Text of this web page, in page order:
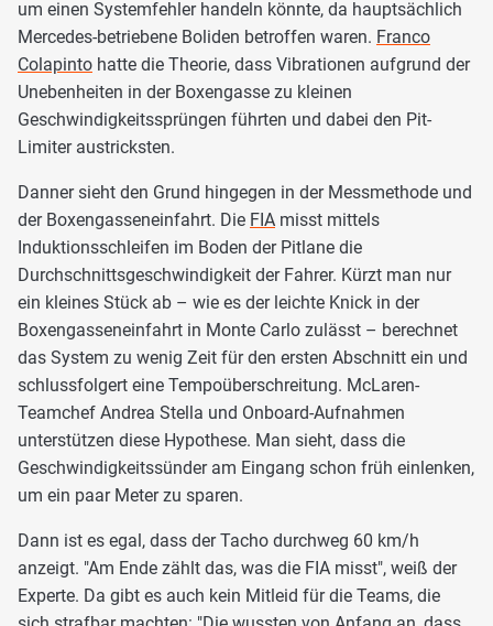
um einen Systemfehler handeln könnte, da hauptsächlich
Mercedes-betriebene Boliden betroffen waren. Franco
Colapinto hatte die Theorie, dass Vibrationen aufgrund der
Unebenheiten in der Boxengasse zu kleinen
Geschwindigkeitssprüngen führten und dabei den Pit-
Limiter austricksten.
Danner sieht den Grund hingegen in der Messmethode und
der Boxengasseneinfahrt. Die FIA misst mittels
Induktionsschleifen im Boden der Pitlane die
Durchschnittsgeschwindigkeit der Fahrer. Kürzt man nur
ein kleines Stück ab – wie es der leichte Knick in der
Boxengasseneinfahrt in Monte Carlo zulässt – berechnet
das System zu wenig Zeit für den ersten Abschnitt ein und
schlussfolgert eine Tempoüberschreitung. McLaren-
Teamchef Andrea Stella und Onboard-Aufnahmen
unterstützen diese Hypothese. Man sieht, dass die
Geschwindigkeitssünder am Eingang schon früh einlenken,
um ein paar Meter zu sparen.
Dann ist es egal, dass der Tacho durchweg 60 km/h
anzeigt. "Am Ende zählt das, was die FIA misst", weiß der
Experte. Da gibt es auch kein Mitleid für die Teams, die